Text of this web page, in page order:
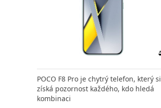
POCO F8 Pro je chytrý telefon, který si
získá pozornost každého, kdo hledá
kombinaci